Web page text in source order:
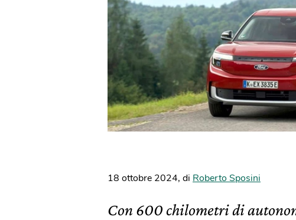
18 ottobre 2024, di Roberto Sposini
Con 600 chilometri di